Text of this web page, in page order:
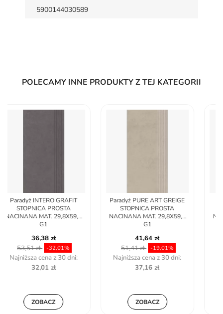
5900144030589
POLECAMY INNE PRODUKTY Z TEJ KATEGORII
Paradyż PURE ART GREIGE
STOPNICA PROSTA
NACINANA MAT. 29,8X59,8
41,64 zł
51,41 zł -19,01%
Najniższa cena z 30 dni:
37,16 zł
ZOBACZ
Paradyż PURE ART DARK
GREY STOPNICA PROSTA
NACINANA MAT. 29,8X59,8
43,99 zł
51,41 zł -14,44%
Najniższa cena z 30 dni:
42,73 zł
ZOBACZ